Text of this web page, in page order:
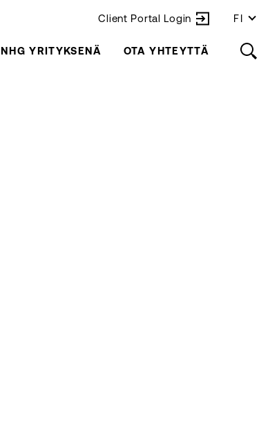
Client Portal Login FI
NHG YRITYKSENÄ OTA YHTEYTTÄ